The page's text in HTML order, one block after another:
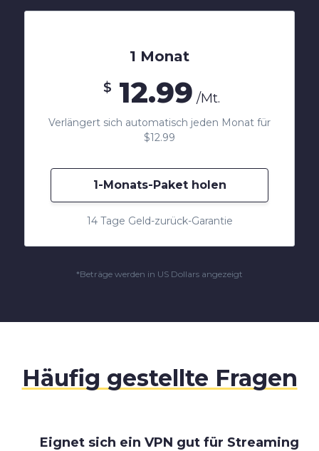
1 Monat
$ 12.99 /Mt.
Verlängert sich automatisch jeden Monat für
$12.99
1-Monats-Paket holen
14 Tage Geld-zurück-Garantie
*Beträge werden in US Dollars angezeigt
Häufig gestellte Fragen
Eignet sich ein VPN gut für Streaming